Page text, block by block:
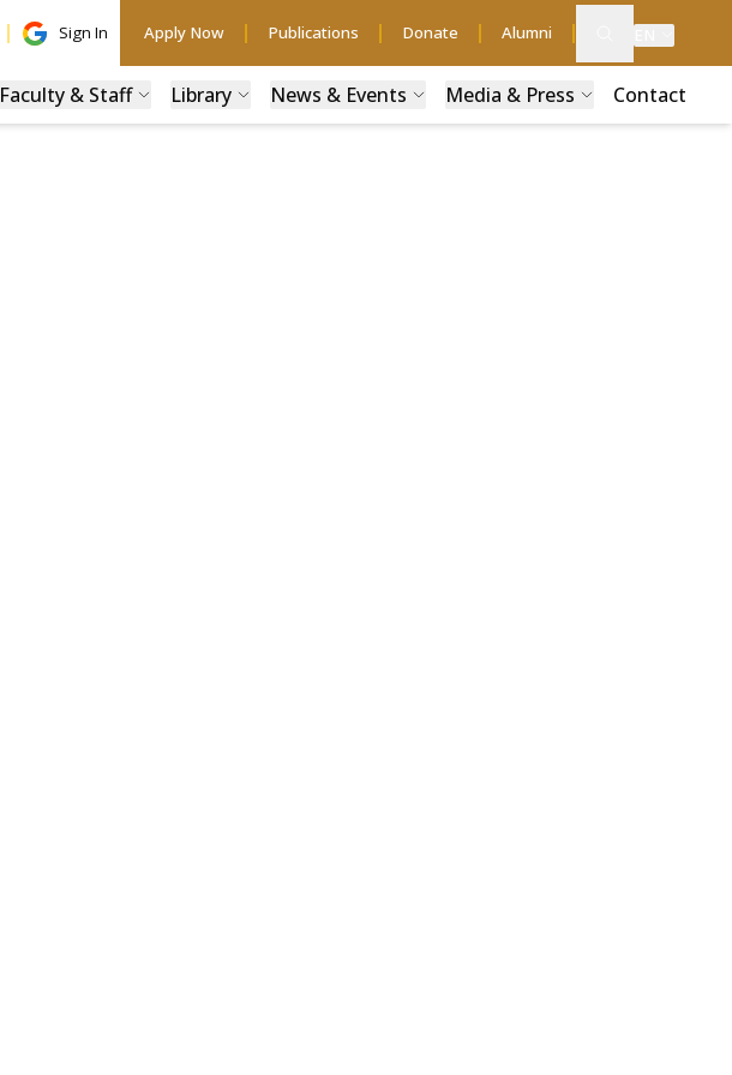
Sign In Apply Now Publications Donate Alumni
Faculty & Staff Library News & Events Media & Press Contact